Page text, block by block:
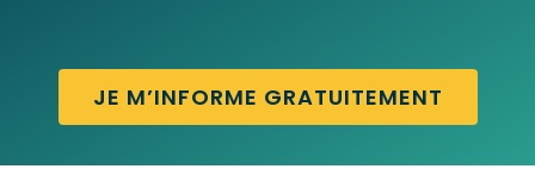
JE M’INFORME GRATUITEMENT